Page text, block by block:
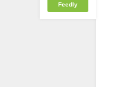
Feedly